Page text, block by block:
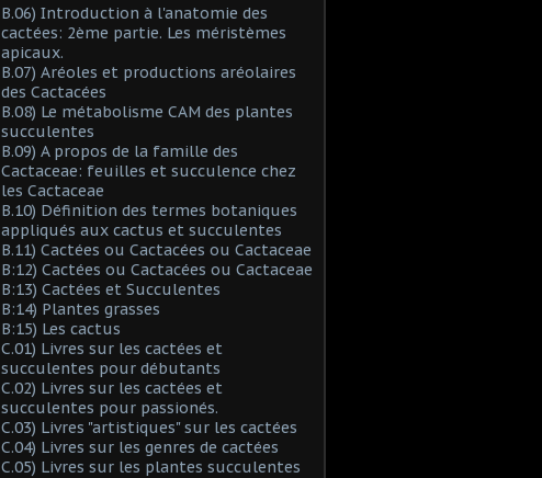
B.06) Introduction à l'anatomie des
cactées: 2ème partie. Les méristèmes
apicaux.
B.07) Aréoles et productions aréolaires
des Cactacées
B.08) Le métabolisme CAM des plantes
succulentes
B.09) A propos de la famille des
Cactaceae: feuilles et succulence chez
les Cactaceae
B.10) Définition des termes botaniques
appliqués aux cactus et succulentes
B.11) Cactées ou Cactacées ou Cactaceae
B:12) Cactées ou Cactacées ou Cactaceae
B:13) Cactées et Succulentes
B:14) Plantes grasses
B:15) Les cactus
C.01) Livres sur les cactées et
succulentes pour débutants
C.02) Livres sur les cactées et
succulentes pour passionés.
C.03) Livres "artistiques" sur les cactées
C.04) Livres sur les genres de cactées
C.05) Livres sur les plantes succulentes